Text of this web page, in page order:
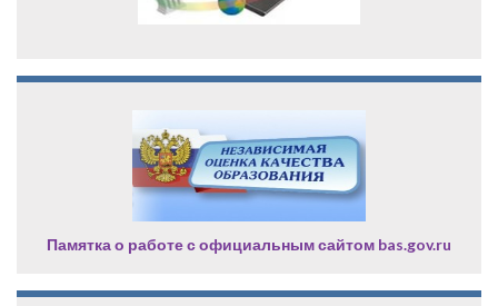
Памятка о работе с официальным сайтом bas.gov.ru